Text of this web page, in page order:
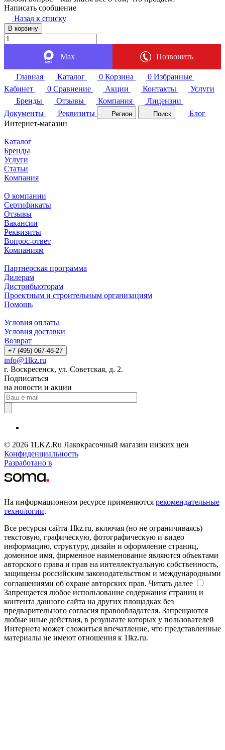
Написать сообщение
Назад к списку
В корзину
Max Позвонить
Главная Каталог 0 Корзина 0 Избранные
Кабинет
0 Сравнение Акции Контакты
Услуги
Бренды
Отзывы Компания
Лицензии
Документы
Реквизиты Регион Поиск
Блог
Интернет-магазин
Каталог
Бренды
Услуги
Статьи
Компания
О компании
Сертификаты
Отзывы
Вакансии
Реквизиты
Вопрос-ответ
Компаниям
Партнерская программа
Дилерам
Дистрибьюторам
Проектным и строительным организациям
Помощь
Условия оплаты
Условия доставки
Возврат
+7 (495) 067-48-27
info@1lkz.ru
г. Воскресенск, ул. Советская, д. 2.
Подписаться
на новости и акции
© 2026 1LKZ.Ru Лакокрасочный магазин низких цен
Конфиденциальность
Разработано в
На информационном ресурсе применяются рекомендательные
технологии.
Все ресурсы сайта 1lkz.ru, включая (но не ограничиваясь)
текстовую, графическую, фотографическую и видео
информацию, структуру, дизайн и оформление страниц,
доменное имя, фирменное наименование являются объектами
авторского права и прав на интеллектуальную собственность,
защищены российским законодательством и международными
соглашениями об охране авторских прав. Читать далее
Запрещается любое использование содержания страниц и
контента данного сайта на других площадках без
предварительного согласия правообладателя. Запрещаются
любые иные действия, в результате которых у пользователей
Интернета может сложиться впечатление, что представленные
материалы не имеют отношения к 1lkz.ru.